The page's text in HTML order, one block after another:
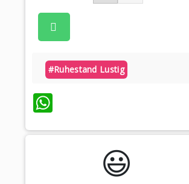
#ruhestand Lustig
WhatsApp
😃️